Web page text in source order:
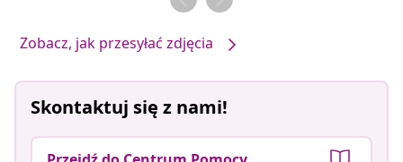
Zobacz, jak przesyłać zdjęcia
Skontaktuj się z nami!